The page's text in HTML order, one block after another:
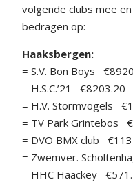
volgende clubs mee
bedragen op:
Haaksbergen:
= S.V. Bon Boys
= H.S.C.’21 €8203.20
= H.V. Stormvogels
= TV Park Grintebos
= DVO BMX club
= Zwemver.
= HHC Haackey